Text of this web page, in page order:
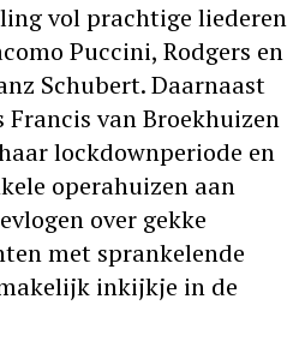
vol prachtige liederen
Puccini, Rodgers en
Schubert. Daarnaast
Francis van Broekhuizen
lockdownperiode en
operahuizen aan
over gekke
met sprankelende
inkijkje in de